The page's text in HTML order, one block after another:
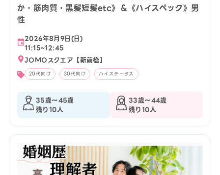
か・筋肉質・黒髪短髪etc》＆《ハイスペック》男
性
2026年8月9日(日)
11:15~12:45
JOMOスクエア【新前橋】
20代向け 30代向け ハイステータス
35歳〜45歳
残り10人
33歳〜44歳
残り10人